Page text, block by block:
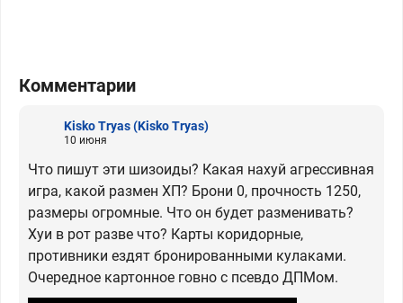
Комментарии
Kisko Tryas(Kisko Tryas)
10 июня
Что пишут эти шизоиды? Какая нахуй агрессивная
игра, какой размен ХП? Брони 0, прочность 1250,
размеры огромные. Что он будет разменивать?
Хуи в рот разве что? Карты коридорные,
противники ездят бронированными кулаками.
Очередное картонное говно с псевдо ДПМом.